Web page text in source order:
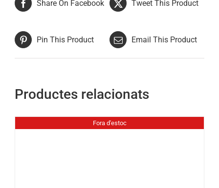
Share On Facebook Tweet This Product
Pin This Product Email This Product
Productes relacionats
Fora d'estoc